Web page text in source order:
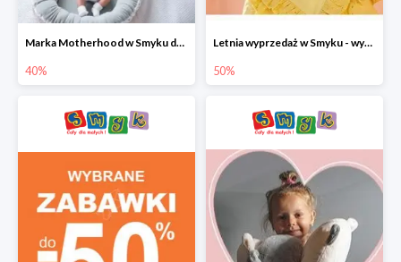
Marka Motherhood w Smyku do -40%
40%
Letnia wyprzedaż w Smyku - wybrane ubrania i buty do -50%
50%